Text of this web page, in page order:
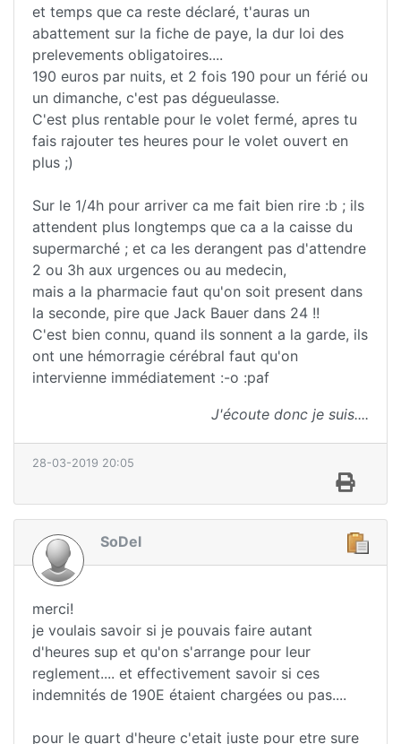
et temps que ca reste déclaré, t'auras un
abattement sur la fiche de paye, la dur loi des
prelevements obligatoires....
190 euros par nuits, et 2 fois 190 pour un férié ou
un dimanche, c'est pas dégueulasse.
C'est plus rentable pour le volet fermé, apres tu
fais rajouter tes heures pour le volet ouvert en
plus ;)
Sur le 1/4h pour arriver ca me fait bien rire :b ; ils
attendent plus longtemps que ca a la caisse du
supermarché ; et ca les derangent pas d'attendre
2 ou 3h aux urgences ou au medecin,
mais a la pharmacie faut qu'on soit present dans
la seconde, pire que Jack Bauer dans 24 !!
C'est bien connu, quand ils sonnent a la garde, ils
ont une hémorragie cérébral faut qu'on
intervienne immédiatement :-o :paf
J'écoute donc je suis....
28-03-2019 20:05
SoDel
merci!
je voulais savoir si je pouvais faire autant
d'heures sup et qu'on s'arrange pour leur
reglement.... et effectivement savoir si ces
indemnités de 190E étaient chargées ou pas....
pour le quart d'heure c'etait juste pour etre sure